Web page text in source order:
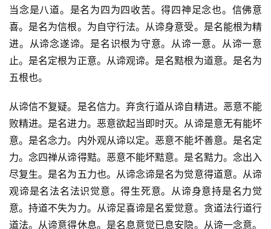
当念是八道。是名为四为四收苦。得四神足念也。信佛意
喜。是名为信根。为自守行法。从谛身意受。是名能根为精
进。从谛念遂谛。是名识根为守意。从谛一意。从谛一意
止。是名定根为正意。从谛观谛。是名黠根为道意。是名为
五根也。
从谛信不复疑。是名信力。弃贪行道从谛自精进。恶意不能
败精进。是名进力。恶意欲起当即时灭。从谛是意无有能坏
意。是名念力。内外观从谛以定。恶意不能坏善意。是名定
力。念四禅从谛得黠。恶意不能坏黠意。是名黠力。念出入
尽复生。是名为五力也。从谛念谛是名为觉意得道意。从谛
观谛是名法名法识觉意。得生死意。从谛身意持是名力觉
意。持道不失为力。从谛足喜谛是名爱觉意。贪道法行道行
道法。从谛意得休息。是名息意觉已息安隐。从谛一念意。